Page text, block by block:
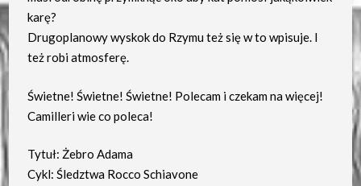
karę?
Drugoplanowy wyskok do Rzymu też się w to wpisuje. I
też robi atmosferę.
Świetne! Świetne! Świetne! Polecam i czekam na więcej!
Camilleri wie co poleca!
Tytuł: Żebro Adama
Cykl: Śledztwa Rocco Schiavone